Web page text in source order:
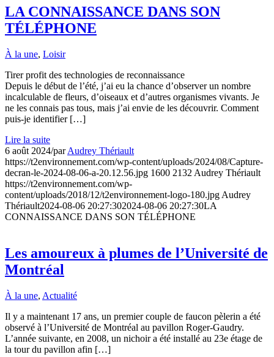
LA CONNAISSANCE DANS SON
TÉLÉPHONE
À la une, Loisir
Tirer profit des technologies de reconnaissance
Depuis le début de l’été, j’ai eu la chance d’observer un nombre
incalculable de fleurs, d’oiseaux et d’autres organismes vivants. Je
ne les connais pas tous, mais j’ai envie de les découvrir. Comment
puis-je identifier […]
Lire la suite
6 août 2024/parAudrey Thériault
https://t2environnement.com/wp-content/uploads/2024/08/Capture-
decran-le-2024-08-06-a-20.12.56.jpg 1600 2132 Audrey Thériault
https://t2environnement.com/wp-
content/uploads/2018/12/t2environnement-logo-180.jpg Audrey
Thériault2024-08-06 20:27:302024-08-06 20:27:30LA
CONNAISSANCE DANS SON TÉLÉPHONE
Les amoureux à plumes de l’Université de
Montréal
À la une, Actualité
Il y a maintenant 17 ans, un premier couple de faucon pèlerin a été
observé à l’Université de Montréal au pavillon Roger-Gaudry.
L’année suivante, en 2008, un nichoir a été installé au 23e étage de
la tour du pavillon afin […]